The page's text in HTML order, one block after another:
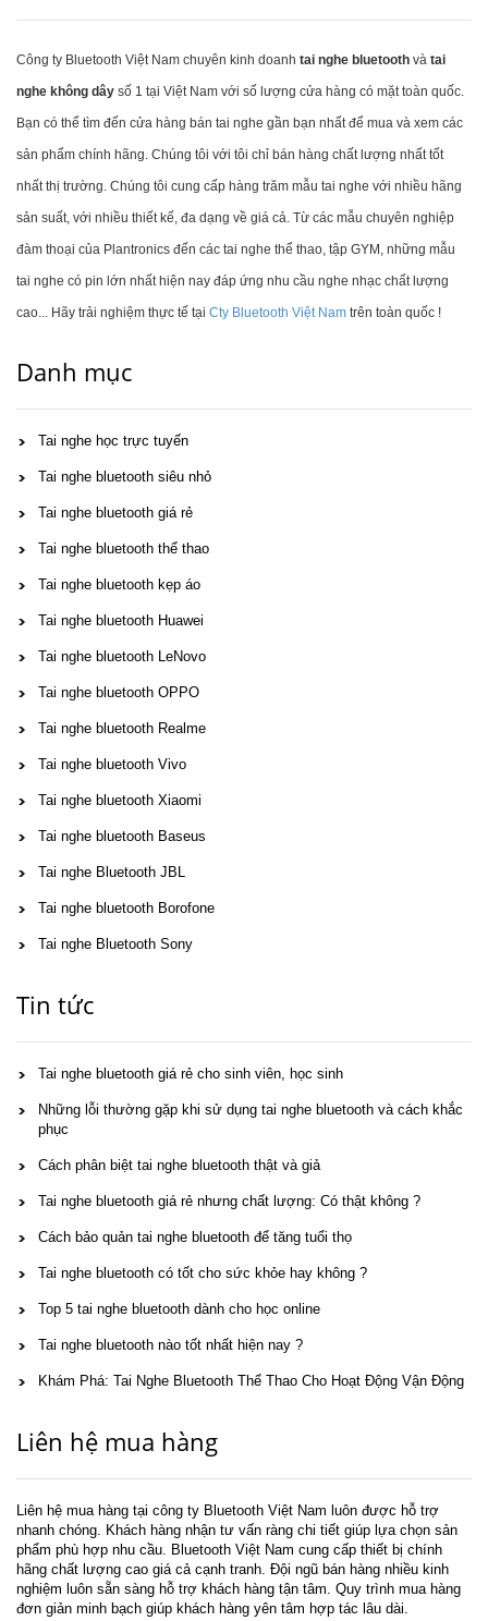
Công ty Bluetooth Việt Nam chuyên kinh doanh tai nghe bluetooth và tai
nghe không dây số 1 tại Việt Nam với số lượng cửa hàng có mặt toàn quốc.
Bạn có thể tìm đến cửa hàng bán tai nghe gần bạn nhất để mua và xem các
sản phẩm chính hãng. Chúng tôi với tôi chỉ bán hàng chất lượng nhất tốt
nhất thị trường. Chúng tôi cung cấp hàng trăm mẫu tai nghe với nhiều hãng
sản suất, với nhiều thiết kế, đa dạng về giá cả. Từ các mẫu chuyên nghiệp
đàm thoại của Plantronics đến các tai nghe thể thao, tập GYM, những mẫu
tai nghe có pin lớn nhất hiện nay đáp ứng nhu cầu nghe nhạc chất lượng
cao... Hãy trải nghiệm thực tế tại Cty Bluetooth Việt Nam trên toàn quốc !
Danh mục
Tai nghe học trực tuyến
Tai nghe bluetooth siêu nhỏ
Tai nghe bluetooth giá rẻ
Tai nghe bluetooth thể thao
Tai nghe bluetooth kẹp áo
Tai nghe bluetooth Huawei
Tai nghe bluetooth LeNovo
Tai nghe bluetooth OPPO
Tai nghe bluetooth Realme
Tai nghe bluetooth Vivo
Tai nghe bluetooth Xiaomi
Tai nghe bluetooth Baseus
Tai nghe Bluetooth JBL
Tai nghe bluetooth Borofone
Tai nghe Bluetooth Sony
Tin tức
Tai nghe bluetooth giá rẻ cho sinh viên, học sinh
Những lỗi thường gặp khi sử dụng tai nghe bluetooth và cách khắc
phục
Cách phân biệt tai nghe bluetooth thật và giả
Tai nghe bluetooth giá rẻ nhưng chất lượng: Có thật không ?
Cách bảo quản tai nghe bluetooth để tăng tuổi thọ
Tai nghe bluetooth có tốt cho sức khỏe hay không ?
Top 5 tai nghe bluetooth dành cho học online
Tai nghe bluetooth nào tốt nhất hiện nay ?
Khám Phá: Tai Nghe Bluetooth Thể Thao Cho Hoạt Động Vận Động
Liên hệ mua hàng
Liên hệ mua hàng tại công ty Bluetooth Việt Nam luôn được hỗ trợ
nhanh chóng. Khách hàng nhận tư vấn ràng chi tiết giúp lựa chọn sản
phẩm phù hợp nhu cầu. Bluetooth Việt Nam cung cấp thiết bị chính
hãng chất lượng cao giá cả cạnh tranh. Đội ngũ bán hàng nhiều kinh
nghiệm luôn sẵn sàng hỗ trợ khách hàng tận tâm. Quy trình mua hàng
đơn giản minh bạch giúp khách hàng yên tâm hợp tác lâu dài.